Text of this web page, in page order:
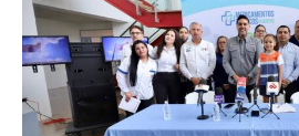
d
i
o